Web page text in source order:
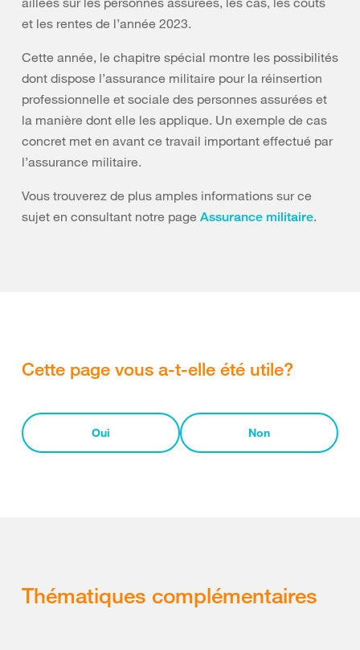
et les rentes de l’année 2023.
Cette année, le chapitre spécial montre les possibilités
dont dispose l’assurance militaire pour la réinsertion
professionnelle et sociale des personnes assurées et
la manière dont elle les applique. Un exemple de cas
concret met en avant ce travail important effectué par
l’assurance militaire.
Vous trouverez de plus amples informations sur ce
sujet en consultant notre page Assurance militaire.
Cette page vous a-t-elle été utile?
Oui Non
Thématiques complémentaires